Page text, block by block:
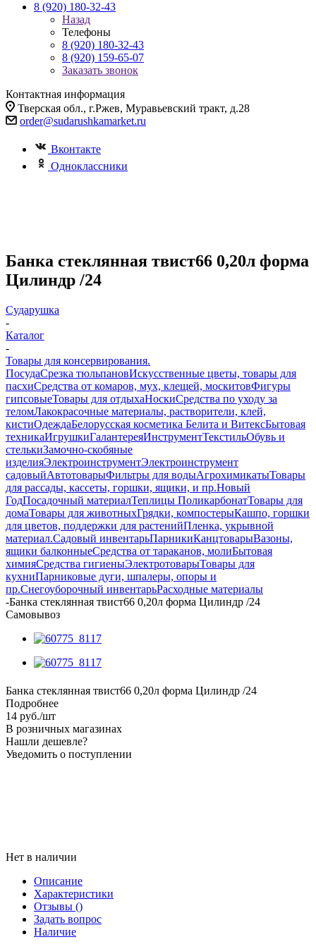
8 (920) 180-32-43
Назад
Телефоны
8 (920) 180-32-43
8 (920) 159-65-07
Заказать звонок
Контактная информация
Тверская обл., г.Ржев, Муравьевский тракт, д.28
order@sudarushkamarket.ru
Вконтакте
Одноклассники
Банка стеклянная твист66 0,20л форма
Цилиндр /24
Сударушка
-
Каталог
-
Товары для консервирования.
ПосудаСрезка тюльпановИскусственные цветы, товары для
пасхиСредства от комаров, мух, клещей, москитовФигуры
гипсовыеТовары для отдыхаНоскиСредства по уходу за
теломЛакокрасочные материалы, растворители, клей,
кистиОдеждаБелорусская косметика Белита и ВитексБытовая
техникаИгрушкиГалантереяИнструментТекстильОбувь и
стелькиЗамочно-скобяные
изделияЭлектроинструментЭлектроинструмент
садовыйАвтотоварыФильтры для водыАгрохимикатыТовары
для рассады, кассеты, горшки, ящики, и пр.Новый
ГодПосадочный материалТеплицы ПоликарбонатТовары для
домаТовары для животныхГрядки, компостерыКашпо, горшки
для цветов, поддержки для растенийПленка, укрывной
материал.Садовый инвентарьПарникиКанцтоварыВазоны,
ящики балконныеСредства от тараканов, молиБытовая
химияСредства гигиеныЭлектротоварыТовары для
кухниПарниковые дуги, шпалеры, опоры и
пр.Снегоуборочный инвентарьРасходные материалы
-Банка стеклянная твист66 0,20л форма Цилиндр /24
Самовывоз
Банка стеклянная твист66 0,20л форма Цилиндр /24
Подробнее
14 руб./шт
В розничных магазинах
Нашли дешевле?
Уведомить о поступлении
Нет в наличии
Описание
Характеристики
Отзывы ()
Задать вопрос
Наличие